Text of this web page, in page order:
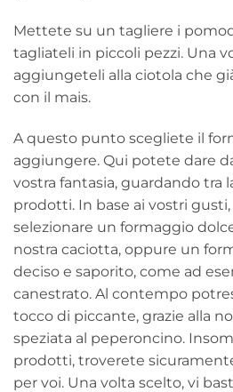
Mettete su un tagliere i
tagliateli in piccoli pezzi. Una
aggiungeteli alla ciotola che
con il mais.
A questo punto scegliete il
aggiungere. Qui potete dare
vostra fantasia, guardando tra
prodotti. In base ai vostri
selezionare un formaggio
nostra caciotta, oppure un
deciso e saporito, come ad
canestrato. Al contempo
tocco di piccante, grazie alla
speziata al peperoncino.
prodotti, troverete
per voi. Una volta scelto, vi